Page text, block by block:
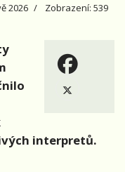
2026
Zobrazení: 539
interpretů.